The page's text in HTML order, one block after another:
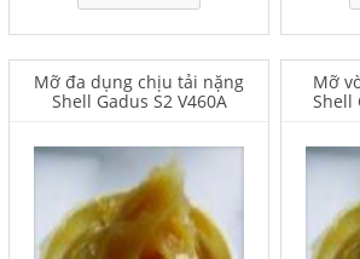
Mỡ đa dụng chịu tải nặng
Shell Gadus S2 V460A
Mỡ
Shell